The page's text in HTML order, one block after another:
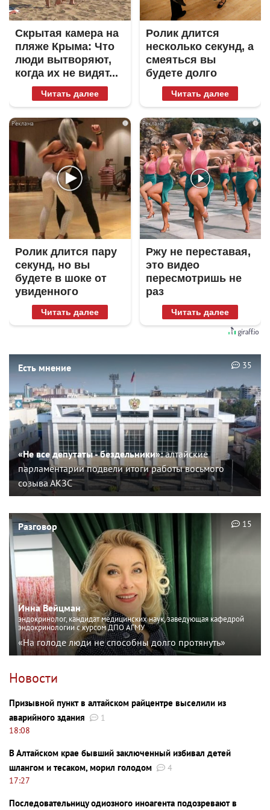
Скрытая камера на
пляже Крыма: Что
люди вытворяют,
когда их не видят...
Читать далее
Ролик длится
несколько секунд, а
смеяться вы
будете долго
Читать далее
i
Ролик длится пару
секунд, но вы
будете в шоке от
увиденного
Читать далее
i
Ржу не переставая,
это видео
пересмотришь не
раз
Читать далее
Есть мнение
«Не все депутаты - бездельники»:алтайские
парламентарии подвели итоги работы восьмого
созыва АКЗС
35
Разговор
Инна Вейцман
эндокринолог, кандидат медицинских наук, заведующая кафедрой
эндокринологии с курсом ДПО АГМУ
«На голоде люди не способны долго протянуть»
15
Новости
Призывной пункт в алтайском райцентре выселили из
аварийного здания
1
18:08
В Алтайском крае бывший заключенный избивал детей
шлангом и тесаком, морил голодом
4
17:27
Последовательницу одиозного иноагента подозревают в